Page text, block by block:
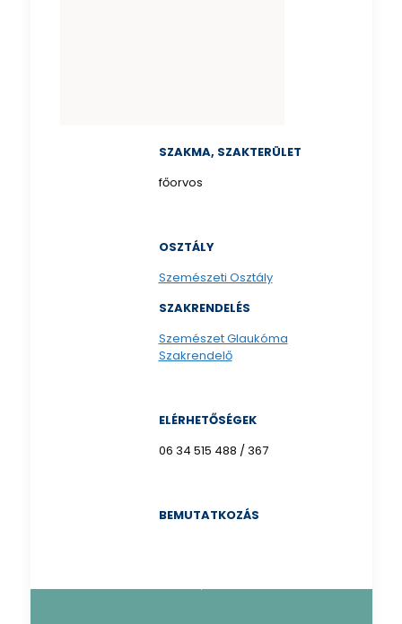
SZAKMA, SZAKTERÜLET
főorvos
OSZTÁLY
Szemészeti Osztály
SZAKRENDELÉS
Szemészet Glaukóma
Szakrendelő
ELÉRHETŐSÉGEK
06 34 515 488 / 367
BEMUTATKOZÁS